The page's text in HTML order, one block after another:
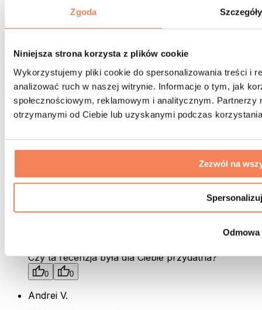
Zgoda Szczegóły
Niniejsza strona korzysta z plików cookie
Wykorzystujemy pliki cookie do spersonalizowania treści i
analizować ruch w naszej witrynie. Informacje o tym, jak
społecznościowym, reklamowym i analitycznym. Partnerzy
otrzymanymi od Ciebie lub uzyskanymi podczas
Zezwól na
Spersonalizuj
Odmowa
(0 recenzji)
(0 recenzji)
(0 recenzji)
Polskie recenzje (0)
Zweryfikowane zakupy (5)
Negatywnie (0)
Recenzje w innych krajach (6)
26.07.2026
Czy ta recenzja była dla Ciebie przydatna?
0 0
Andrei V.